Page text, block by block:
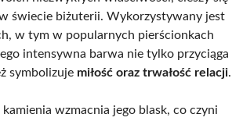
świecie biżuterii. Wykorzystywany jest
w tym w popularnych pierścionkach
intensywna barwa nie tylko przyciąga
symbolizuje miłość oraz trwałość relacji.
kamienia wzmacnia jego blask, co czyni